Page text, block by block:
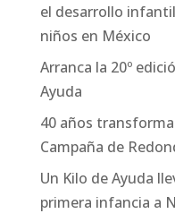
el desarrollo
niños en México
Arranca la 20º
Ayuda
40 años
Campaña de
Un Kilo de Ayuda
primera infancia a